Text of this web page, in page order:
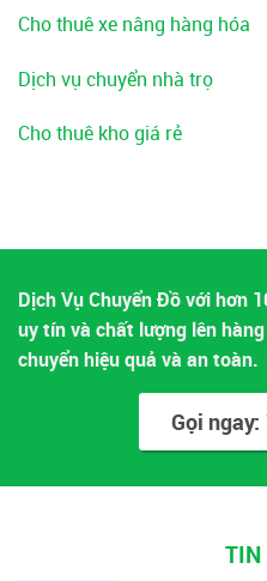
Cho thuê xe nâng hàng hóa
Dịch vụ chuyển nhà trọ
Cho thuê kho giá rẻ
Dịch Vụ Chuyển Đồ với hơn
uy tín và chất lượng lên
chuyển hiệu quả và an toàn.
Gọi
TIN